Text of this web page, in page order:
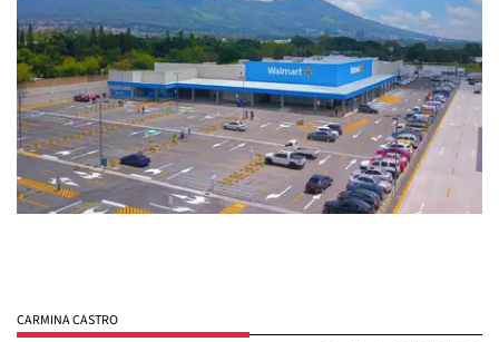
CARMINA CASTRO